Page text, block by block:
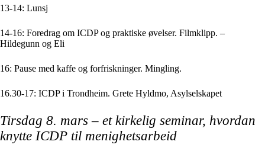
13-14: Lunsj
14-16: Foredrag om ICDP og praktiske øvelser. Filmklipp. –
Hildegunn og Eli
16: Pause med kaffe og forfriskninger. Mingling.
16.30-17: ICDP i Trondheim. Grete Hyldmo, Asylselskapet
Tirsdag 8. mars – et kirkelig seminar, hvordan
knytte ICDP til menighetsarbeid